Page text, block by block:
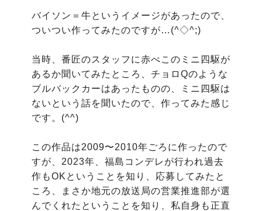
バイソン＝牛というイメージがあったので、
ついつい作ってみたのですが…(^◇^;)
当時、番匠のスタッフに赤べこのミニ四駆が
あるか聞いてみたところ、チョロQのような
ブルバックカーはあったものの、ミニ四駆は
ないという話を聞いたので、作ってみた感じ
です。(^^)
この作品は2009〜2010年ごろに作ったので
すが、2023年、福島コンデレが行われ過去
作もOKということを知り、応募してみたと
ころ、まさか地元の放送局の営業推進部が選
んでくれたということを知り、私自身も正直